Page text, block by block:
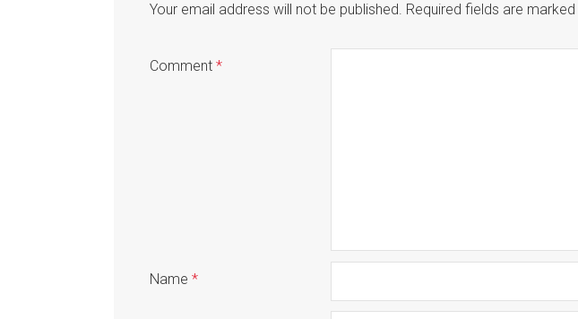
Your email address will not be published. Required fields are marked
Comment *
Name *